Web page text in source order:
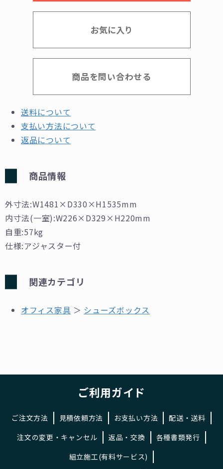
お気に入り
商品を問い合わせる
送料について
支払い方法について
返品について
商品情報
外寸法:W1481×D330×H1535mm
内寸法(一室):W226×D329×H220mm
自重:57kg
仕様:アジャスター付
関連カテゴリ
オフィス家具 ＞ シューズボックス
ご利用ガイド
ご注文方法 見積依頼方法 お支払い方法
配送・送料
注文の変更・キャンセル
返品・交換
各種書類発行
組立施工(有料サービス)